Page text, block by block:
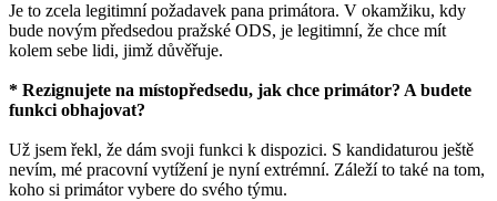
Je to zcela legitimní požadavek pana primátora. V okamžiku, kdy
bude novým předsedou pražské ODS, je legitimní, že chce mít
kolem sebe lidi, jimž důvěřuje.
* Rezignujete na místopředsedu, jak chce primátor? A budete
funkci obhajovat?
Už jsem řekl, že dám svoji funkci k dispozici. S kandidaturou ještě
nevím, mé pracovní vytížení je nyní extrémní. Záleží to také na tom,
koho si primátor vybere do svého týmu.